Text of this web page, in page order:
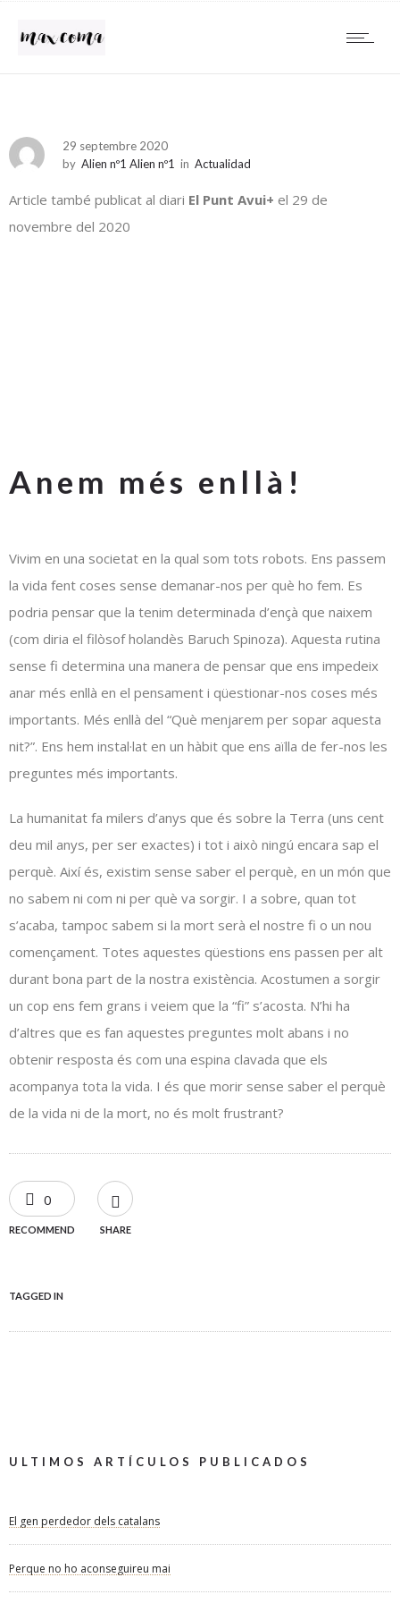
29 septembre 2020
by Alien nº1 Alien nº1 in Actualidad
Article també publicat al diari El Punt Avui+ el 29 de
novembre del 2020
Anem més enllà!
Vivim en una societat en la qual som tots robots. Ens passem
la vida fent coses sense demanar-nos per què ho fem. Es
podria pensar que la tenim determinada d’ençà que naixem
(com diria el filòsof holandès Baruch Spinoza). Aquesta rutina
sense fi determina una manera de pensar que ens impedeix
anar més enllà en el pensament i qüestionar-nos coses més
importants. Més enllà del “Què menjarem per sopar aquesta
nit?”. Ens hem instal·lat en un hàbit que ens aïlla de fer-nos les
preguntes més importants.
La humanitat fa milers d’anys que és sobre la Terra (uns cent
deu mil anys, per ser exactes) i tot i això ningú encara sap el
perquè. Així és, existim sense saber el perquè, en un món que
no sabem ni com ni per què va sorgir. I a sobre, quan tot
s’acaba, tampoc sabem si la mort serà el nostre fi o un nou
començament. Totes aquestes qüestions ens passen per alt
durant bona part de la nostra existència. Acostumen a sorgir
un cop ens fem grans i veiem que la “fi” s’acosta. N’hi ha
d’altres que es fan aquestes preguntes molt abans i no
obtenir resposta és com una espina clavada que els
acompanya tota la vida. I és que morir sense saber el perquè
de la vida ni de la mort, no és molt frustrant?
0
RECOMMEND SHARE
TAGGED IN
ULTIMOS ARTÍCULOS PUBLICADOS
El gen perdedor dels catalans
Perque no ho aconseguireu mai